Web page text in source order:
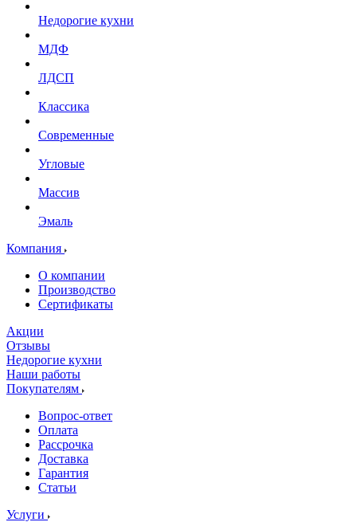
Недорогие кухни
МДФ
ЛДСП
Классика
Современные
Угловые
Массив
Эмаль
Компания
О компании
Производство
Сертификаты
Акции
Отзывы
Недорогие кухни
Наши работы
Покупателям
Вопрос-ответ
Оплата
Рассрочка
Доставка
Гарантия
Статьи
Услуги